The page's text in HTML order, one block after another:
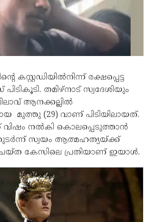
കസ്റ്റഡിയിൽനിന്ന് രക്ഷപ്പെട്ട
തമിഴ്‌നാട് സ്വദേശിയും
ആനക്കല്ലിൽ
മുത്തു (29) വാണ് പിടിയിലായത്.
വിഷം നൽകി കൊലപ്പെടുത്താൻ
സ്വയം ആത്മഹത്യയ്ക്ക്
കേസിലെ പ്രതിയാണ് ഇയാൾ.